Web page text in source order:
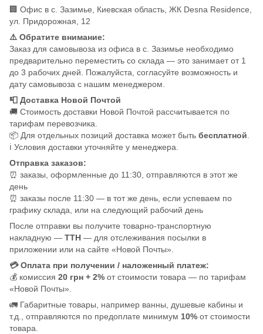
🏢 Офис в с. Зазимье, Киевская область, ЖК Desna Residence,
ул. Придорожная, 12
⚠️ Обратите внимание:
Заказ для самовывоза из офиса в с. Зазимье необходимо
предварительно переместить со склада — это занимает от 1
до 3 рабочих дней. Пожалуйста, согласуйте возможность и
дату самовывоза с нашим менеджером.
📮 Доставка Новой Почтой
🚚 Стоимость доставки Новой Почтой рассчитывается по
тарифам перевозчика.
📦 Для отдельных позиций доставка может быть бесплатной.
ℹ️ Условия доставки уточняйте у менеджера.
Отправка заказов:
⏰ заказы, оформленные до 11:30, отправляются в этот же
день
⏰ заказы после 11:30 — в тот же день, если успеваем по
графику склада, или на следующий рабочий день
После отправки вы получите товарно-транспортную
накладную — ТТН — для отслеживания посылки в
приложении или на сайте «Новой Почты».
💳 Оплата при получении / наложенный платеж:
💰 комиссия 20 грн + 2% от стоимости товара — по тарифам
«Новой Почты».
🚛 Габаритные товары, например ванны, душевые кабины и
т.д., отправляются по предоплате минимум 10% от стоимости
товара.